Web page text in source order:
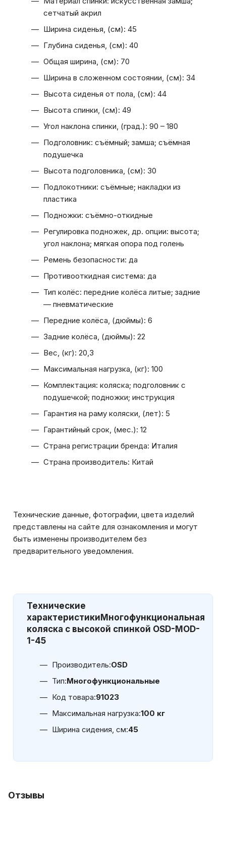
сетчатый акрил
Ширина сиденья, (см): 45
Глубина сиденья, (см): 40
Общая ширина, (см): 70
Ширина в сложенном состоянии, (см): 34
Высота сиденья от пола, (см): 44
Высота спинки, (см): 49
Угол наклона спинки, (град.): 90 – 180
Подголовник: съёмный; замша; съёмная
подушечка
Высота подголовника, (см): 30
Подлокотники: съёмные; накладки из
пластика
Подножки: съёмно-откидные
Регулировка подножек, др. опции: высота;
угол наклона; мягкая опора под голень
Ремень безопасности: да
Противооткидная система: да
Тип колёс: передние колёса литые; задние
— пневматические
Передние колёса, (дюймы): 6
Задние колёса, (дюймы): 22
Вес, (кг): 20,3
Максимальная нагрузка, (кг): 100
Комплектация: коляска; подголовник с
подушечкой; подножки; инструкция
Гарантия на раму коляски, (лет): 5
Гарантийный срок, (мес.): 12
Страна регистрации бренда: Италия
Страна производитель: Китай
Технические данные, фотографии, цвета изделий
представлены на сайте для ознакомления и могут
быть изменены производителем без
предварительного уведомления.
Технические
характеристикиМногофункциональная
коляска с высокой спинкой OSD-MOD-
1-45
Производитель:OSD
Тип:Многофункциональные
Код товара:91023
Максимальная нагрузка:100 кг
Ширина сидения, см:45
Отзывы